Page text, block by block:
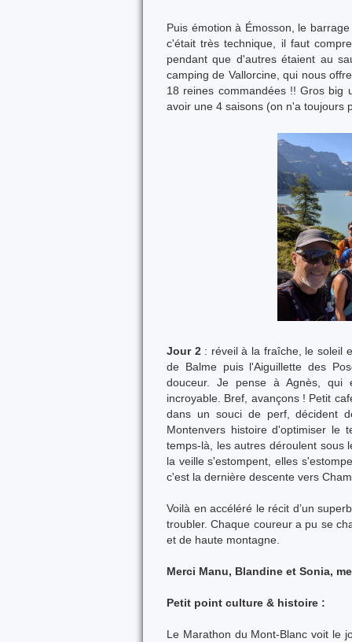
Puis émotion à Émosson, le
c'était très technique, il faut
pendant que d'autres étaient au
camping de Vallorcine, qui nous
18 reines commandées !! Gros big
avoir une 4 saisons (on n'a toujours
Jour 2: réveil à la fraîche, le soleil
de Balme puis l'Aiguillette des
douceur. Je pense à Agnès,
incroyable. Bref, avançons ! Petit
dans un souci de perf, décident
Montenvers histoire d'optimiser le
temps-là, les autres déroulent sous
la veille s'estompent, elles
c'est la dernière descente vers
Voilà en accéléré le récit d’un
troubler. Chaque coureur a pu se
et de haute montagne.
Merci Manu, Blandine et Sonia,
Petit point culture & histoire :
Le Marathon du Mont-Blanc voit le